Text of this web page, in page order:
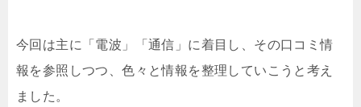
今回は主に「電波」「通信」に着目し、その口コミ情
報を参照しつつ、色々と情報を整理していこうと考え
ました。